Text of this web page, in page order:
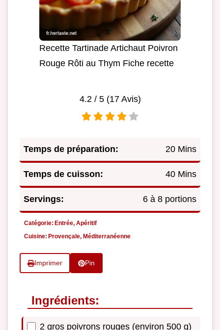
Recette Tartinade Artichaut Poivron
Rouge Rôti au Thym Fiche recette
4.2/ 5 (17Avis)
Temps de préparation: 20 Mins
Temps de cuisson: 40 Mins
Servings: 6 à 8 portions
Catégorie: Entrée, Apéritif
Cuisine: Provençale, Méditerranéenne
Imprimer Pin
Ingrédients:
2 gros poivrons rouges (environ 500 g)